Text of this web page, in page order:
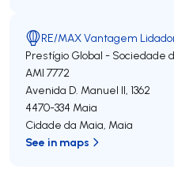
RE/MAX Vantagem
Prestígio Global - Sociedade
AMI 7772
Avenida D. Manuel II, 1362
4470-334 Maia
Cidade da Maia, Maia
See in maps